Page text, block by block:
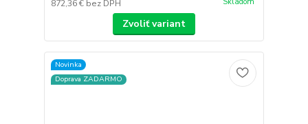
872,36 € bez DPH
Zvoliť variant
Novinka
Doprava ZADARMO